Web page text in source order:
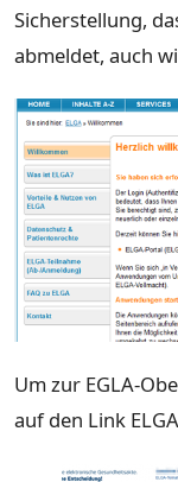
Sicherstellung,
abmeldet, auch
Um zur EGLA-
auf den Link